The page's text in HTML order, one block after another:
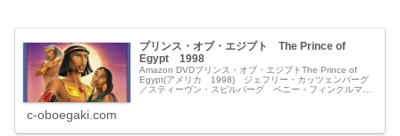
プリンス・オブ・エジプト The Prince of
Egypt 1998
Amazon DVDプリンス・オブ・エジプトThe Prince of
Egypt(アメリカ 1998) ジェフリー・カッツェンバーグ
／スティーヴン・スピルバーグ ペニー・フィンクルマ
c-oboegaki.com